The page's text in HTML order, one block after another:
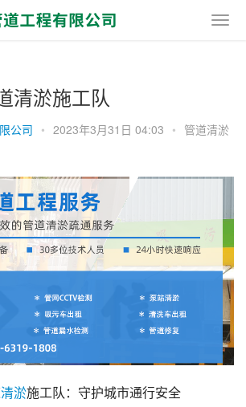
清淤施工队
公司 • 2023年3月31日 04:03 • 管道清淤
清淤施工队：守护城市通行安全